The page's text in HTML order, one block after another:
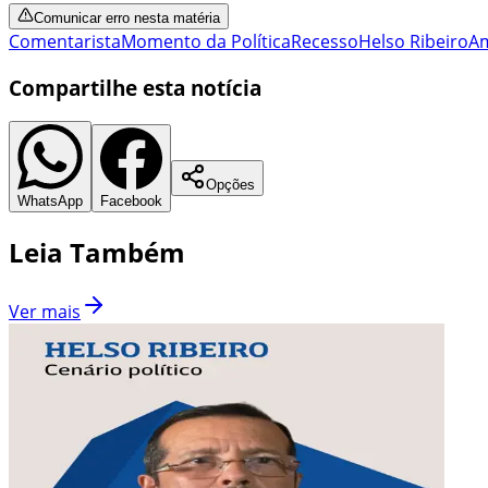
Comunicar erro nesta matéria
ComentaristaMomento da PolíticaRecessoHelso Ribeiro
Compartilhe esta notícia
WhatsApp Facebook
Opções
Leia Também
Ver mais